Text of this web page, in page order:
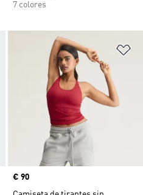
7 colores
Añadir a la lista de deseos
Precio
€ 90